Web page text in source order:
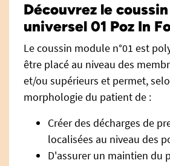
Découvrez le
universel 01 Poz In
Le coussin module n°01 est
être placé au niveau des
et/ou supérieurs et permet,
morphologie du patient de :
Créer des décharges de
localisées au niveau des
D'assurer un maintien du